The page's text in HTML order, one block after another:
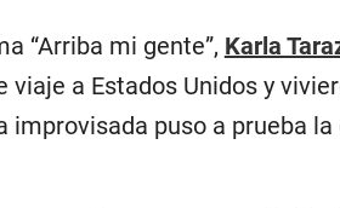
“Arriba mi gente”, Karla
viaje a Estados Unidos y
improvisada puso a prueba la